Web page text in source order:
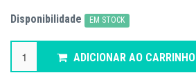
Disponibilidade EM STOCK
ADICIONAR AO CARRINHO